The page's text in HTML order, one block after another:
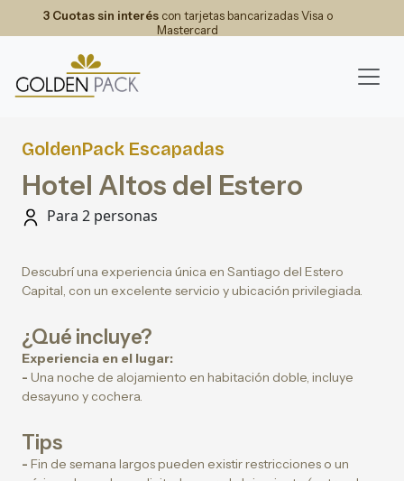
3 Cuotas sin interéscon tarjetas bancarizadas Visa o
Mastercard
GoldenPack Escapadas
Hotel Altos del Estero
Para 2 personas
Descubrí una experiencia única en Santiago del Estero
Capital, con un excelente servicio y ubicación privilegiada.
¿Qué incluye?
Experiencia en el lugar:
- Una noche de alojamiento en habitación doble, incluye
desayuno y cochera.
Tips
- Fin de semana largos pueden existir restricciones o un